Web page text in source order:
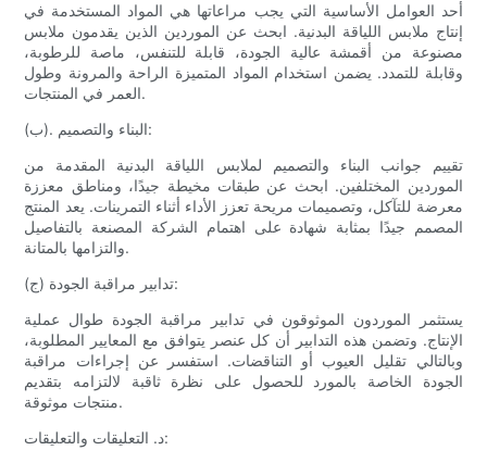
أحد العوامل الأساسية التي يجب مراعاتها هي المواد المستخدمة في
إنتاج ملابس اللياقة البدنية. ابحث عن الموردين الذين يقدمون ملابس
مصنوعة من أقمشة عالية الجودة، قابلة للتنفس، ماصة للرطوبة،
وقابلة للتمدد. يضمن استخدام المواد المتميزة الراحة والمرونة وطول
العمر في المنتجات.
(ب). البناء والتصميم:
تقييم جوانب البناء والتصميم لملابس اللياقة البدنية المقدمة من
الموردين المختلفين. ابحث عن طبقات مخيطة جيدًا، ومناطق معززة
معرضة للتآكل، وتصميمات مريحة تعزز الأداء أثناء التمرينات. يعد المنتج
المصمم جيدًا بمثابة شهادة على اهتمام الشركة المصنعة بالتفاصيل
والتزامها بالمتانة.
(ج) تدابير مراقبة الجودة:
يستثمر الموردون الموثوقون في تدابير مراقبة الجودة طوال عملية
الإنتاج. وتضمن هذه التدابير أن كل عنصر يتوافق مع المعايير المطلوبة،
وبالتالي تقليل العيوب أو التناقضات. استفسر عن إجراءات مراقبة
الجودة الخاصة بالمورد للحصول على نظرة ثاقبة لالتزامه بتقديم
منتجات موثوقة.
د. التعليقات والتعليقات: